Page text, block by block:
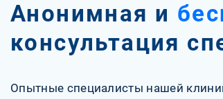
Анонимная и
консультация
Опытные специалисты нашей